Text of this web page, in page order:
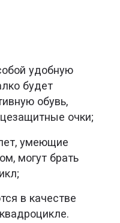
удобную
будет
обувь,
очки;
умеющие
могут брать
в качестве